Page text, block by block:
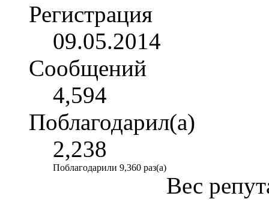
Регистрация
09.05.2014
Сообщений
4,594
Поблагодарил(а)
2,238
Поблагодарили 9,360 раз(а)
Вес